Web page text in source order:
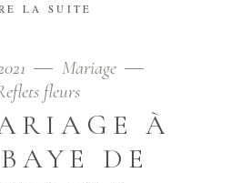
LA SUITE
Mariage
fleurs
À
DE